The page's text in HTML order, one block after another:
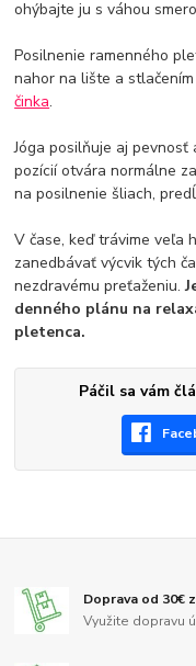
ohýbajte ju s váhou
Posilnenie ramenného
nahor na lište a
činka.
Jóga posilňuje aj
pozícií otvára normálne
na posilnenie šliach,
V čase, keď trávime veľa
zanedbávať výcvik tých
nezdravému preťaženiu.
denného plánu na
pletenca.
Páčil sa vám
Doprava od 30€
Využite dopravu